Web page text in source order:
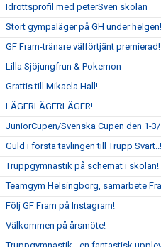
Idrottsprofil med peterSven skolan
Stort gympaläger på GH under helgen!
GF Fram-tränare välförtjänt premierad!
Lilla Sjöjungfrun & Pokemon
Grattis till Mikaela Hall!
LÄGERLÄGERLÄGER!
JuniorCupen/Svenska Cupen den 1-
Guld i första tävlingen till Trupp Svart..!
Truppgymnastik på schemat i skolan!
Teamgym Helsingborg, samarbete
Följ GF Fram på Instagram!
Välkommen på årsmöte!
Truppgymnastik - en fantastisk